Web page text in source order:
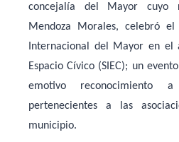
concejalía del Mayor cuyo
Mendoza Morales, celebró
Internacional del Mayor en el
Espacio Cívico (SIEC); un
emotivo reconocimiento a
pertenecientes a las
municipio.